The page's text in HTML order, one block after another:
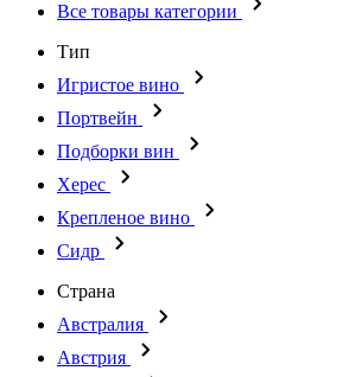
Все товары категории
Тип
Игристое вино
Портвейн
Подборки вин
Херес
Крепленое вино
Сидр
Страна
Австралия
Австрия